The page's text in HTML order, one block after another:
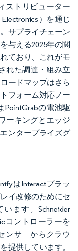
ストリビューター
Electronics）を通じ
サプライチェーン
与える2025年の関
ており、これがモ
れた調達・組み立
ードマップはさら
フォーム対応ノー
PointGrabの電池駆
ーキングとエッジ
ンタープライズグ
はInteractプラッ
イ改修のためにセ
ます。Schneider
コントローラーを
ンサーからクラウ
提供しています。